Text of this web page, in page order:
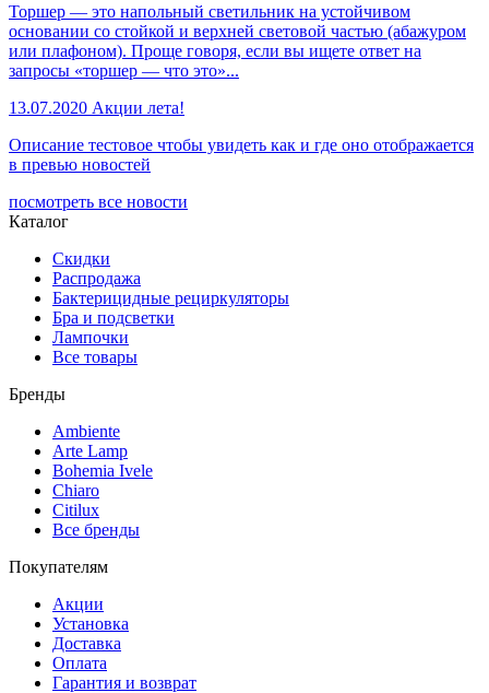
Торшер — это напольный светильник на устойчивом
основании со стойкой и верхней световой частью (абажуром
или плафоном). Проще говоря, если вы ищете ответ на
запросы «торшер — что это»...
13.07.2020 Акции лета!
Описание тестовое чтобы увидеть как и где оно отображается
в превью новостей
посмотреть все новости
Каталог
Скидки
Распродажа
Бактерицидные рециркуляторы
Бра и подсветки
Лампочки
Все товары
Бренды
Ambiente
Arte Lamp
Bohemia Ivele
Chiaro
Citilux
Все бренды
Покупателям
Акции
Установка
Доставка
Оплата
Гарантия и возврат